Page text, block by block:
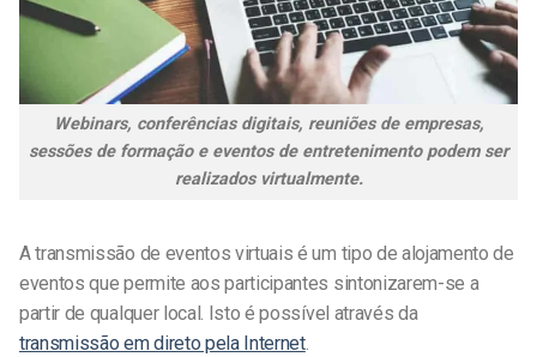
Webinars, conferências digitais, reuniões de empresas,
sessões de formação e eventos de entretenimento podem ser
realizados virtualmente.
A transmissão de eventos virtuais é um tipo de alojamento de
eventos que permite aos participantes sintonizarem-se a
partir de qualquer local. Isto é possível através da
transmissão em direto pela Internet.